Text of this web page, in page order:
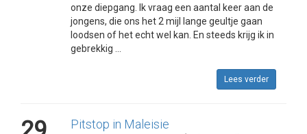
onze diepgang. Ik vraag een aantal keer aan de
jongens, die ons het 2 mijl lange geultje gaan
loodsen of het echt wel kan. En steeds krijg ik in
gebrekkig ...
Lees verder
Pitstop in Maleisie